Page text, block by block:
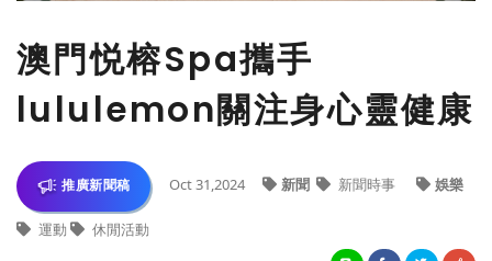
澳門悦榕Spa攜手
lululemon關注身心靈健康
推廣新聞稿 Oct 31,2024 新聞 新聞時事 娛樂
運動 休閒活動